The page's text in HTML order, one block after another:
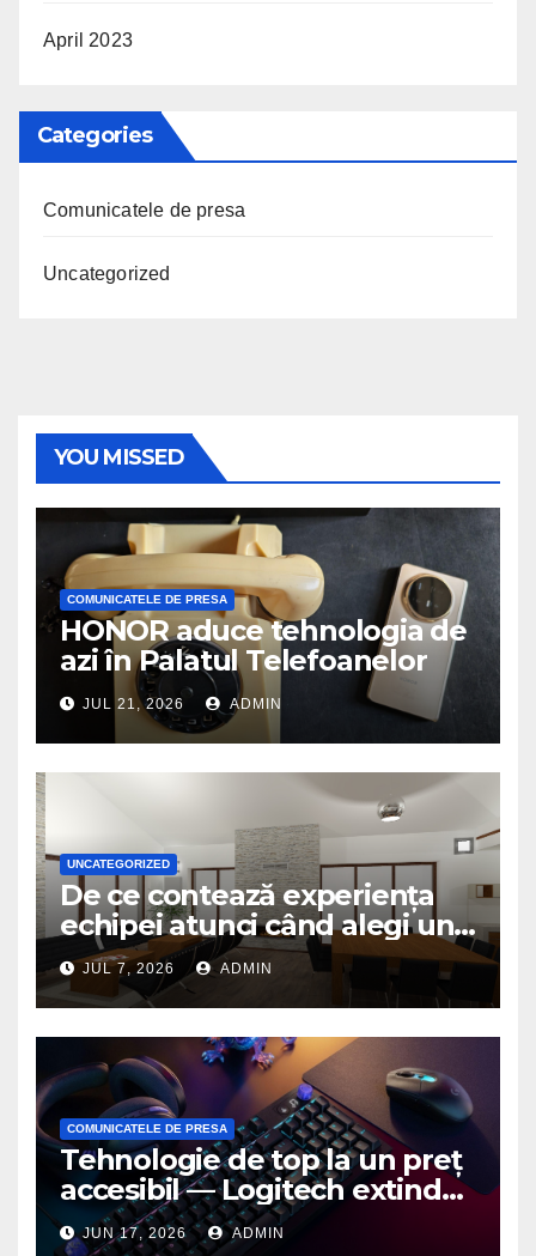
April 2023
Categories
Comunicatele de presa
Uncategorized
YOU MISSED
COMUNICATELE DE PRESA
HONOR aduce tehnologia de
azi în Palatul Telefoanelor
JUL 21, 2026 ADMIN
UNCATEGORIZED
De ce contează experiența
echipei atunci când alegi un
birou de arhitectură
JUL 7, 2026 ADMIN
COMUNICATELE DE PRESA
Tehnologie de top la un preț
accesibil — Logitech extinde
seria G3 cu un nou mouse și
JUN 17, 2026 ADMIN